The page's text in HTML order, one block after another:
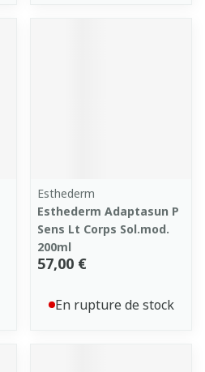
Esthederm
Esthederm Adaptasun P
Sens Lt Corps Sol.mod.
200ml
57,00 €
En rupture de stock